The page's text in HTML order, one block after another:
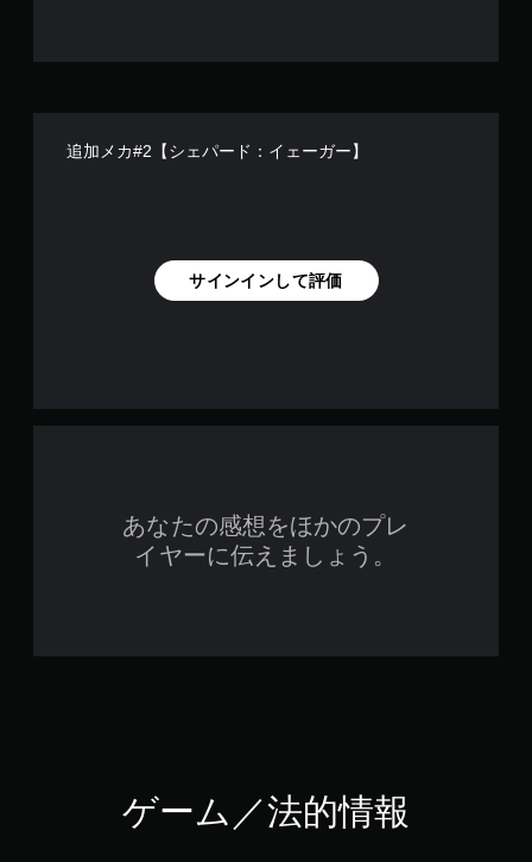
追加メカ#2【シェパード：イェーガー】
サインインして評価
あなたの感想をほかのプレ
イヤーに伝えましょう。
ゲーム／法的情報